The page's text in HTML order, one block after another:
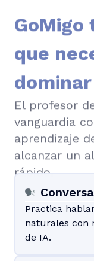
que
El profesor
vanguardia
aprendizaje
alcanzar un
rápido.
Practica
naturales con
de IA.